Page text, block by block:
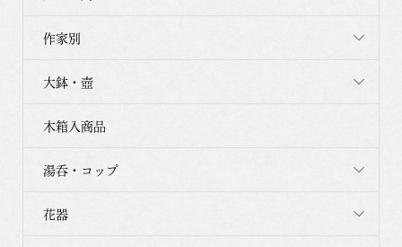
作家別
大鉢・壺
木箱入商品
湯呑・コップ
花器